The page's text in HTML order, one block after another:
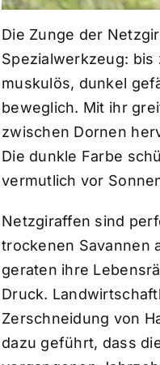
Die Zunge der
Spezialwerkzeug:
muskulös, dunkel
beweglich. Mit ihr
zwischen Dornen
Die dunkle Farbe
vermutlich vor
Netzgiraffen sind
trockenen Savannen
geraten ihre
Druck.
Zerschneidung von
dazu geführt, dass